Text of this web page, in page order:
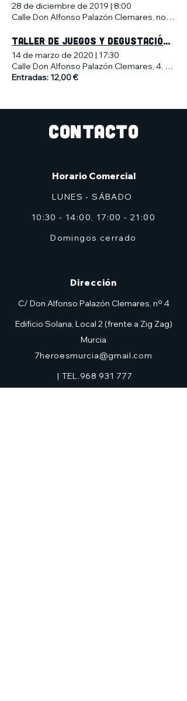
28 de diciembre de 2019 | 8:00
Calle Don Alfonso Palazón Clemares, no 4,
Taller de Juegos y Degustación de Cerveza Artesana
14 de marzo de 2020 | 17:30
Calle Don Alfonso Palazón Clemares, 4,
Entradas: 12,00 €
CONTACTO
Horario Comercial
LUNES - SÁBADO
10:30 - 14:00, 17:00 - 21:00
Domingos cerrado
Dirección
C/ Don Alfonso Palazón Clemares, nº 4
Edificio Solana, Local 2 (frente a Zig Zag)
Murcia
7heroesmurcia@gmail.com
| TEL.968 931 777